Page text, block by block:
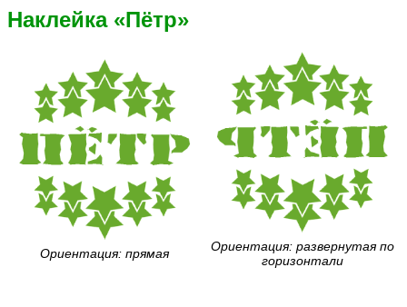
Наклейка «Пётр»
Ориентация: прямая
Ориентация: развернутая по
горизонтали